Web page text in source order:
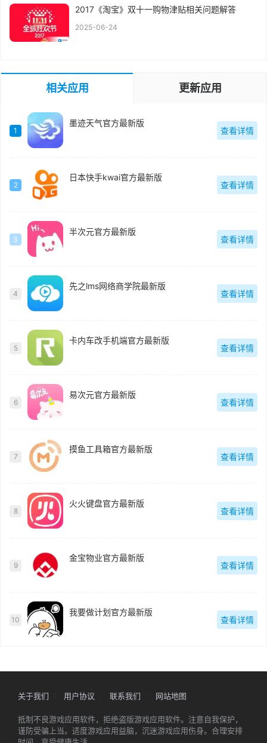
2017《淘宝》双十一购物津贴相关问题解答
2025-06-24
相关应用 更新应用
1
墨迹天气官方最新版
查看详情
2
日本快手kwai官方最新版
查看详情
3
半次元官方最新版
查看详情
4
先之lms网络商学院最新版
查看详情
5
卡内车改手机端官方最新版
查看详情
6
易次元官方最新版
查看详情
7
摸鱼工具箱官方最新版
查看详情
8
火火键盘官方最新版
查看详情
9
金宝物业官方最新版
查看详情
10
我要做计划官方最新版
查看详情
关于我们 用户协议 联系我们 网站地图
抵制不良游戏应用软件，拒绝盗版游戏应用软件。注意自我保护，
谨防受骗上当。适度游戏应用益脑，沉迷游戏应用伤身。合理安排